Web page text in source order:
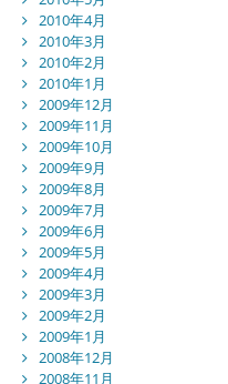
2010年4月
2010年3月
2010年2月
2010年1月
2009年12月
2009年11月
2009年10月
2009年9月
2009年8月
2009年7月
2009年6月
2009年5月
2009年4月
2009年3月
2009年2月
2009年1月
2008年12月
2008年11月